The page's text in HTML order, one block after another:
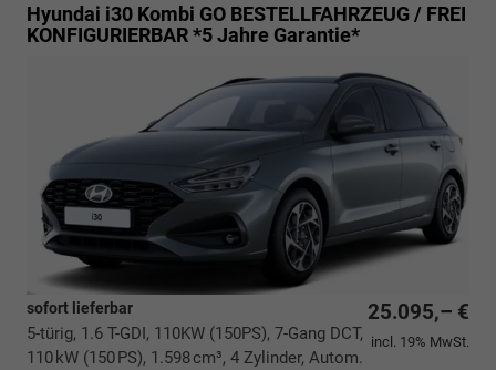
Hyundai i30 Kombi GO BESTELLFAHRZEUG / FREI
KONFIGURIERBAR *5 Jahre Garantie*
25.095,– €
incl. 19% MwSt.
sofort lieferbar
5-türig, 1.6 T-GDI, 110KW (150PS), 7-Gang DCT,
110 kW (150 PS), 1.598 cm³, 4 Zylinder, Autom.